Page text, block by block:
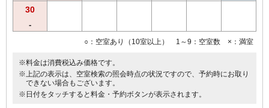
30
-
○：空室あり（10室以上） 1～9：空室数 ×：満室
※料金は消費税込み価格です。
※上記の表示は、空室検索の照会時点の状況ですので、予約時にお取り
できない場合もございます。
※日付をタッチすると料金・予約ボタンが表示されます。